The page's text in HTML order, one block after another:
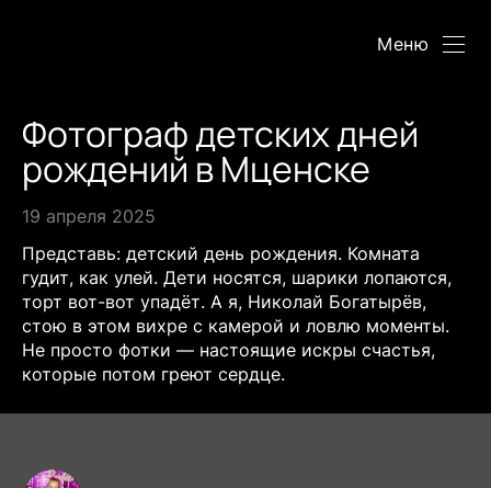
Меню
Фотограф детских дней
рождений в Мценске
19 апреля 2025
Представь: детский день рождения. Комната
гудит, как улей. Дети носятся, шарики лопаются,
торт вот-вот упадёт. А я, Николай Богатырёв,
стою в этом вихре с камерой и ловлю моменты.
Не просто фотки — настоящие искры счастья,
которые потом греют сердце.